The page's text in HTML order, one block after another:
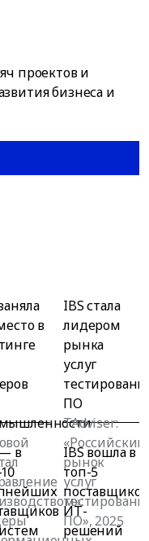
проектов и
бизнеса и
в
в
IBS стала
лидером
рынка
услуг
ПО
TAdviser:
«Российский
рынок
услуг
ПО», 2025
IBS вошла в
топ-5
поставщиков
ИТ-
решений